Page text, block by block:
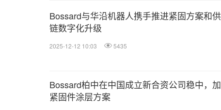
Bossard与华沿机器人携手推进紧固方案和
链数字化升级
2025-12-12 10:03 5435
Bossard柏中在中国成立新合资公司稳中，
紧固件涂层方案